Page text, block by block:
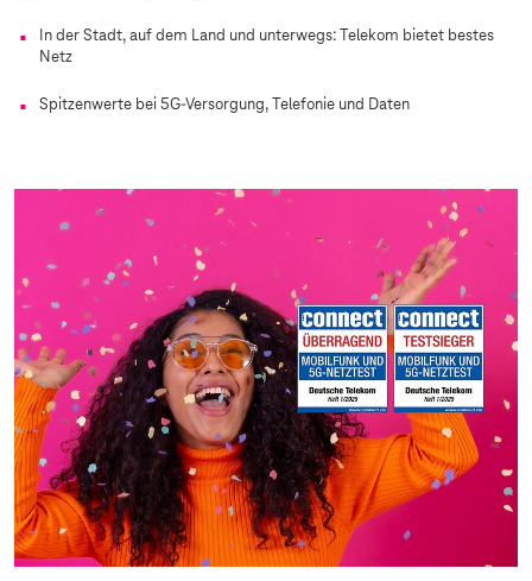
In der Stadt, auf dem Land und unterwegs: Telekom bietet bestes
Netz
Spitzenwerte bei 5G-Versorgung, Telefonie und Daten